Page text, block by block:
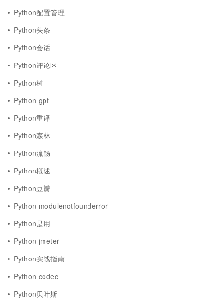
Python配置管理
Python头条
Python会话
Python评论区
Python树
Python gpt
Python重译
Python森林
Python流畅
Python概述
Python豆瓣
Python modulenotfounderror
Python是用
Python jmeter
Python实战指南
Python codec
Python贝叶斯